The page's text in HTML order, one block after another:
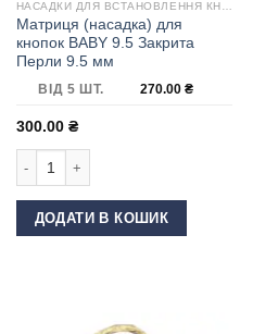
Матриця (насадка) для
кнопок BABY 9.5 Закрита
Перли 9.5 мм
ВІД 5 ШТ. 270.00 ₴
300.00 ₴
ДОДАТИ В КОШИК